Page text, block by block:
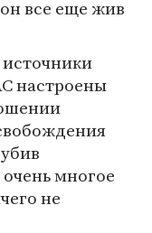
все еще жив
настроены
многое
не